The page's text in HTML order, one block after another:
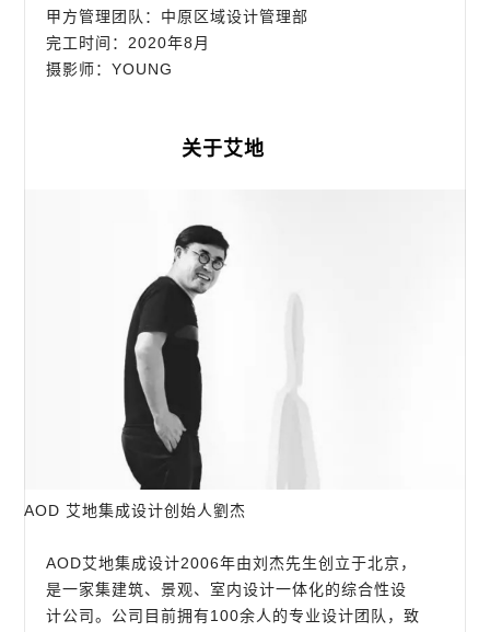
甲方管理团队：中原区域设计管理部
完工时间：2020年8月
摄影师：YOUNG
关于艾地
AOD 艾地集成设计创始人劉杰
AOD艾地集成设计2006年由刘杰先生创立于北京，
是一家集建筑、景观、室内设计一体化的综合性设
计公司。公司目前拥有100余人的专业设计团队，致